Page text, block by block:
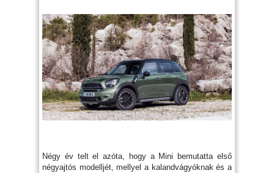
Négy év telt el azóta, hogy a Mini bemutatta első
négyajtós modelljét, mellyel a kalandvágyóknak és a